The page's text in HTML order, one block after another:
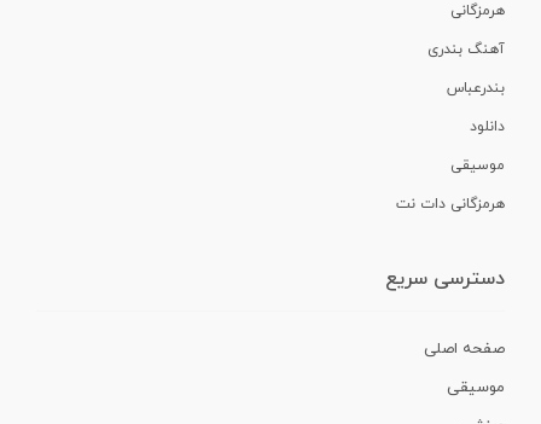
هرمزگانی
آهنگ بندری
بندرعباس
دانلود
موسیقی
هرمزگانی دات نت
دسترسی سریع
صفحه اصلی
موسیقی